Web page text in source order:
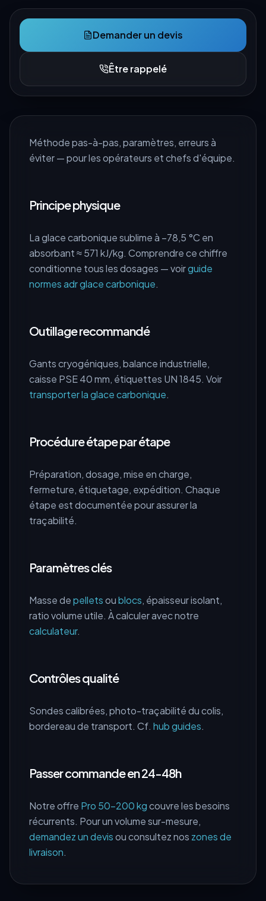
Demander un devis
Être rappelé
Méthode pas-à-pas, paramètres, erreurs à
éviter — pour les opérateurs et chefs d'équipe.
Principe physique
La glace carbonique sublime à −78,5 °C en
absorbant ≈ 571 kJ/kg. Comprendre ce chiffre
conditionne tous les dosages — voirguide
normes adr glace carbonique.
Outillage recommandé
Gants cryogéniques, balance industrielle,
caisse PSE 40 mm, étiquettes UN 1845. Voir
transporter la glace carbonique.
Procédure étape par étape
Préparation, dosage, mise en charge,
fermeture, étiquetage, expédition. Chaque
étape est documentée pour assurer la
traçabilité.
Paramètres clés
Masse depelletsoublocs, épaisseur isolant,
ratio volume utile. À calculer avec notre
calculateur.
Contrôles qualité
Sondes calibrées, photo-traçabilité du colis,
bordereau de transport. Cf. hub guides.
Passer commande en 24-48h
Notre offre Pro 50–200 kgcouvre les besoins
récurrents. Pour un volume sur-mesure,
demandez un devisou consultez nos zones de
livraison.